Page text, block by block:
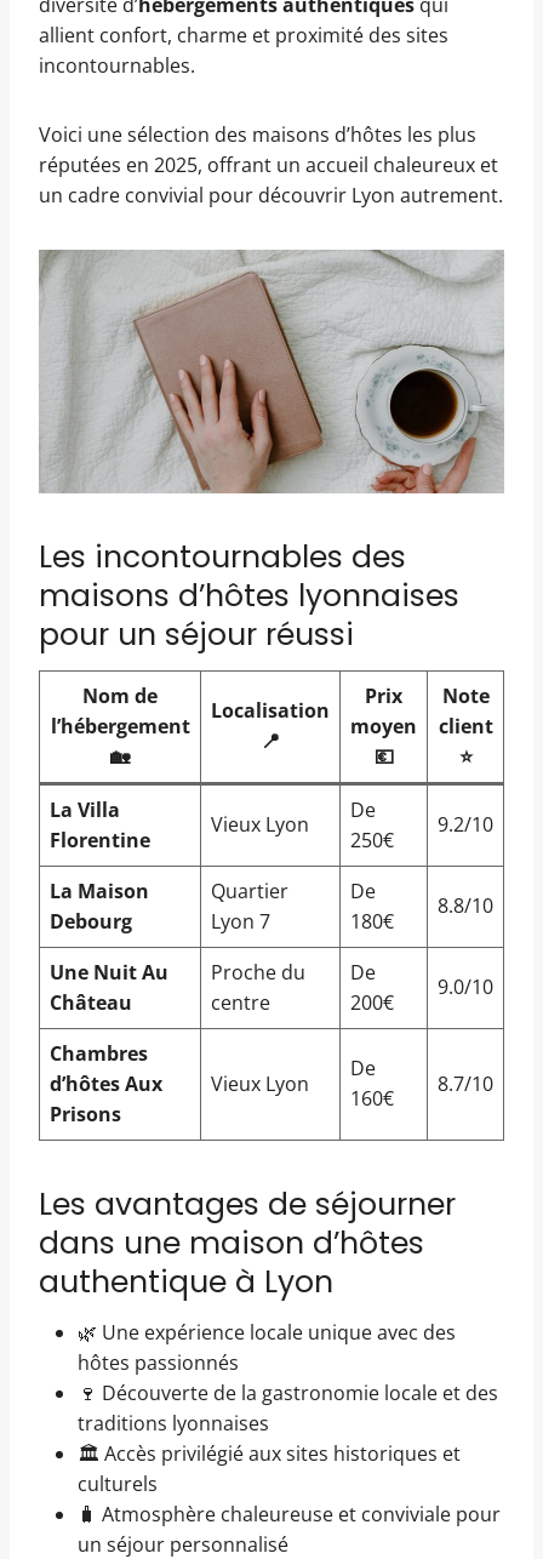
allient confort, charme et proximité des sites
incontournables.
Voici une sélection des maisons d’hôtes les plus
réputées en 2025, offrant un accueil chaleureux et
un cadre convivial pour découvrir Lyon autrement.
Les incontournables des
maisons d’hôtes lyonnaises
pour un séjour réussi
Nom de
l’hébergement
🏡
Localisation
📍
Prix
moyen
💶
Note
client
⭐️
La Villa
Florentine
Vieux Lyon
De
250€
9.2/10
La Maison
Debourg
Quartier
Lyon 7
De
180€
8.8/10
Une Nuit Au
Château
Proche du
centre
De
200€
9.0/10
Chambres
d’hôtes Aux
Prisons
Vieux Lyon
De
160€
8.7/10
Les avantages de séjourner
dans une maison d’hôtes
authentique à Lyon
🌿 Une expérience locale unique avec des
hôtes passionnés
🍷 Découverte de la gastronomie locale et des
traditions lyonnaises
🏛 Accès privilégié aux sites historiques et
culturels
🧳 Atmosphère chaleureuse et conviviale pour
un séjour personnalisé